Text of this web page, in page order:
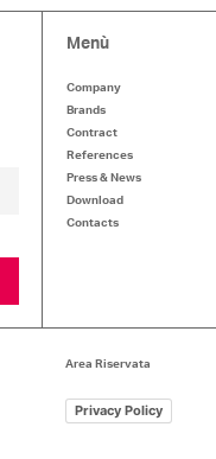
Menù
Company
Brands
Contract
References
Press & News
Download
Contacts
Area Riservata
Privacy Policy